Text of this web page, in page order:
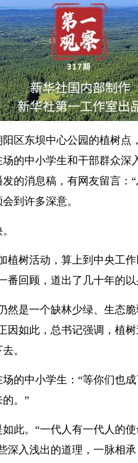
区东坝中心公园的植树
的中小学生和干部群众
的消息稿，有网友留言：
到许多深意。
树活动，算上到中央工
回顾，道出了几十年的以
然是一个缺林少绿、生态
如此，总书记强调，植
。
的中小学生：“等你们也
。”
此。“一代人有一代人的
入浅出的道理，一脉相承